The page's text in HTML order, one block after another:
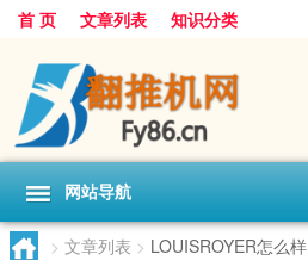
首 页 文章列表 知识分类
网站导航
> 文章列表 > LOUISROYER怎么样